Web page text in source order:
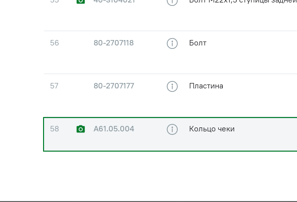
56 80-2707118 Болт
57 80-2707177 Пластина
58 А61.05.004 Кольцо чеки